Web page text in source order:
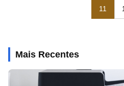
11
Mais Recentes